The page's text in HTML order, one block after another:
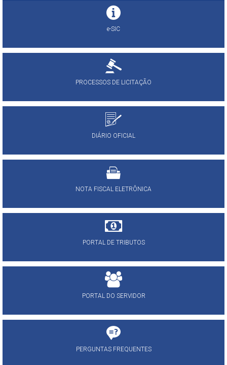
e-SIC
PROCESSOS DE LICITAÇÃO
DIÁRIO OFICIAL
NOTA FISCAL ELETRÔNICA
PORTAL DE TRIBUTOS
PORTAL DO SERVIDOR
PERGUNTAS FREQUENTES